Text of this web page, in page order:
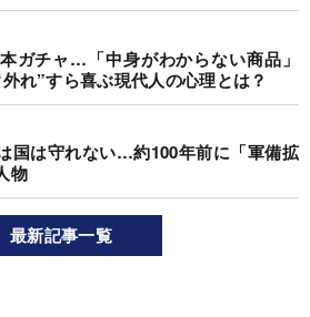
ガチャ…「中身がわからない商品」
れ”すら喜ぶ現代人の心理とは？
国は守れない…約100年前に「軍備拡
物
最新記事一覧